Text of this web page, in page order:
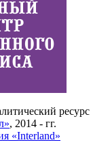
ресурс
, 2014 - гг.
«Interland»